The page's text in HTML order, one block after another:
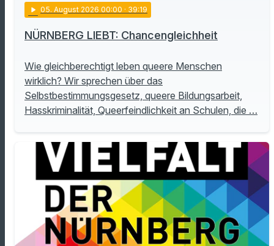
play_arrow 05. August 2026 00:00 · 39:19
NÜRNBERG LIEBT: Chancengleichheit
Wie gleichberechtigt leben queere Menschen
wirklich? Wir sprechen über das
Selbstbestimmungsgesetz, queere Bildungsarbeit,
Hasskriminalität, Queerfeindlichkeit an Schulen, die …